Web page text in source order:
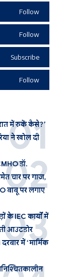
Follow
Follow
Subscribe
Follow
में रुकें कैसे?’
ने खोल दी
डॉ.
चार पर गाज,
बाबू पर लगाए
के IEC कार्यों में
आउटडोर
में ‘मार्मिक